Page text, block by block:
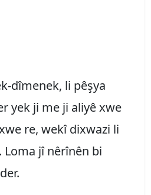
dîmenek, li pêşya
yek ji me ji aliyê xwe
re, wekî dixwazi li
jî nêrînên bi